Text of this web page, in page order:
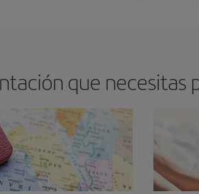
que necesitas